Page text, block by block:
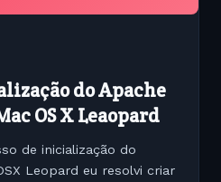
do Apache
OS X Leaopard
de inicialização do
Leopard eu resolvi criar